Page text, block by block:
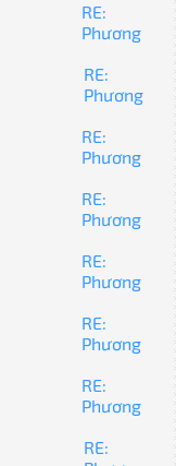
RE:
Phương
RE:
Phương
RE:
Phương
RE:
Phương
RE:
Phương
RE:
Phương
RE:
Phương
RE: